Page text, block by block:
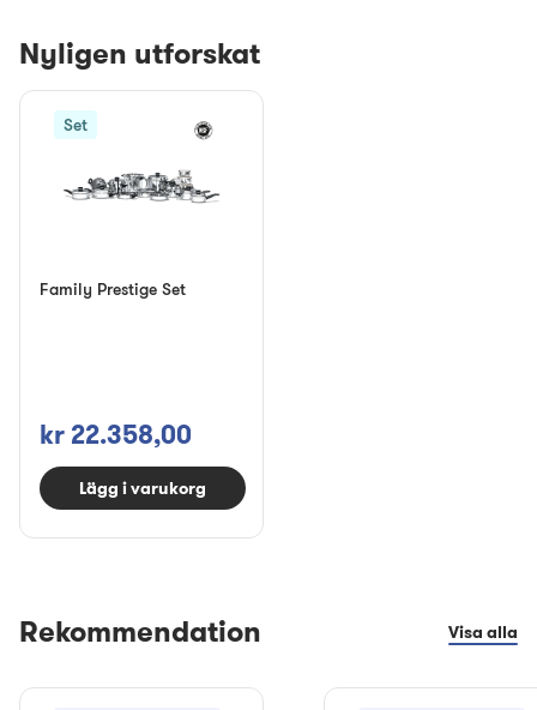
Nyligen utforskat
Set
Family Prestige Set
kr 22.358,00
Lägg i varukorg
Rekommendation Visa alla